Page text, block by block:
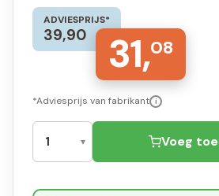
ADVIESPRIJS*
39,90 31,08
*Adviesprijs van fabrikant i
Voeg toe